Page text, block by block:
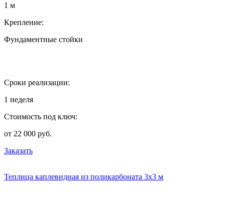
1 м
Крепление:
Фундаментные стойки
Сроки реализации:
1 неделя
Стоимость под ключ:
от 22 000 руб.
Заказать
Теплица каплевидная из поликарбоната 3х3 м